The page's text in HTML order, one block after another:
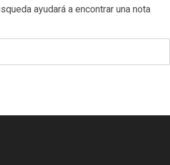
ayudará a encontrar una nota